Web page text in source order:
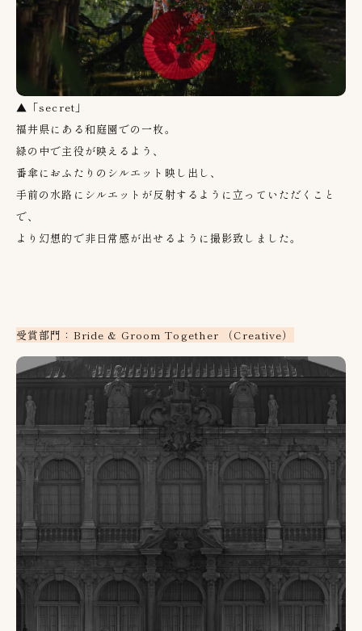
▲「secret」
福井県にある和庭園での一枚。
緑の中で主役が映えるよう、
番傘におふたりのシルエット映し出し、
手前の水路にシルエットが反射するように立っていただくこと
で、
より幻想的で非日常感が出せるように撮影致しました。
受賞部門：Bride & Groom Together （Creative）